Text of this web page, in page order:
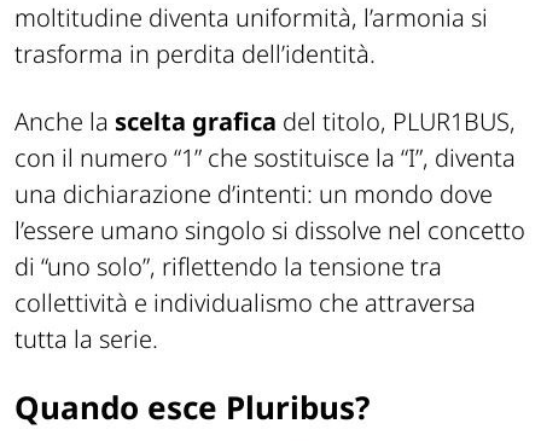
moltitudine diventa uniformità, l’armonia si
trasforma in perdita dell’identità.
Anche la scelta grafica del titolo, PLUR1BUS,
con il numero “1” che sostituisce la “I”, diventa
una dichiarazione d’intenti: un mondo dove
l’essere umano singolo si dissolve nel concetto
di “uno solo”, riflettendo la tensione tra
collettività e individualismo che attraversa
tutta la serie.
Quando esce Pluribus?